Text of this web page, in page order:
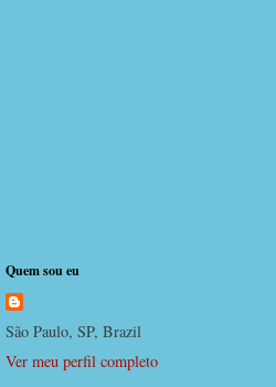
Quem sou eu
São Paulo, SP, Brazil
Ver meu perfil completo